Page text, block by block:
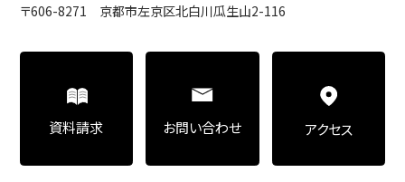
〒606-8271 京都市左京区北白川瓜生山2-116
資料請求 お問い合わせ アクセス